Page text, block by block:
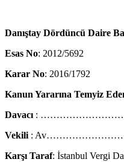
Danıştay Dördüncü Daire
Esas No: 2012/5692
Karar No: 2016/1792
Kanun Yararına Temyiz
Davacı : ………………………….
Vekili :
Karşı Taraf: İstanbul Vergi